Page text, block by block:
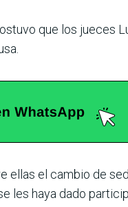
que los jueces
ellas el cambio de
les haya dado